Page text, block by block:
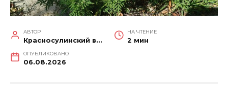
АВТОР
Красносулинский вестник
НА ЧТЕНИЕ
2 мин
ОПУБЛИКОВАНО
06.08.2026